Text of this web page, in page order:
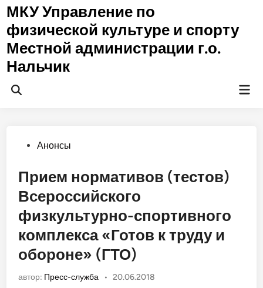
Перейти
содержимому
МКУ Управление по
физической культуре и спорту
Местной администрации г.о.
Нальчик
Открыть
Опубликовано
Анонсы
Прием нормативов (тестов)
Всероссийского
физкультурно-спортивного
комплекса «Готов к труду и
обороне» (ГТО)
автор: Пресс-служба • 20.06.2018